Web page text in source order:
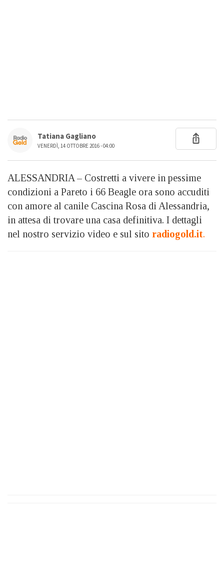
Tatiana Gagliano
VENERDÌ, 14 OTTOBRE 2016 - 04:00
ALESSANDRIA – Costretti a vivere in pessime
condizioni a Pareto i 66 Beagle ora sono accuditi
con amore al canile Cascina Rosa di Alessandria,
in attesa di trovare una casa definitiva. I dettagli
nel nostro servizio video e sul sito radiogold.it.